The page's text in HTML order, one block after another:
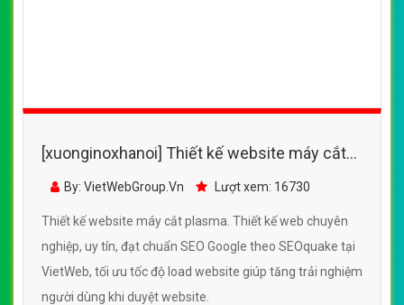
[xuonginoxhanoi] Thiết kế website máy cắt
plasma đẹp, chuyên nghiệp chuẩn SEO
By: VietWebGroup.Vn Lượt xem: 16730
Thiết kế website máy cắt plasma. Thiết kế web chuyên
nghiệp, uy tín, đạt chuẩn SEO Google theo SEOquake tại
VietWeb, tối ưu tốc độ load website giúp tăng trải nghiệm
người dùng khi duyệt website.